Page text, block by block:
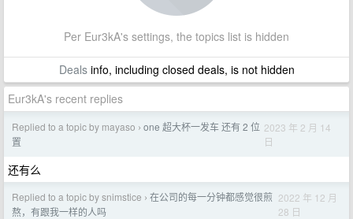
Per Eur3kA's settings, the topics list is hidden
Dealsinfo, including closed deals, is not hidden
Eur3kA's recent replies
Replied to a topic by mayaso › one 超大杯一发车 还有 2 位
置
2023 年 2 月 14
日
还有么
Replied to a topic by snimstice › 在公司的每一分钟都感觉很煎
熬，有跟我一样的人吗
2022 年 12 月
28 日